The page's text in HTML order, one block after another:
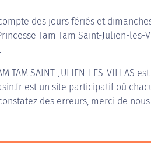
des jours fériés et
Tam Tam Saint-Julien-les-
TAM SAINT-JULIEN-LES-VILLAS
est un site participatif où
des erreurs, merci de